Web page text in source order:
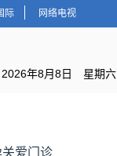
际 网络电视
2026年8月8日 星期六
爱门诊